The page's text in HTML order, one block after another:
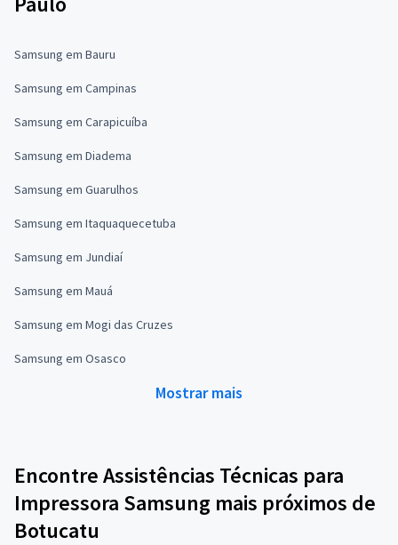
Samsung em Bauru
Samsung em Campinas
Samsung em Carapicuíba
Samsung em Diadema
Samsung em Guarulhos
Samsung em Itaquaquecetuba
Samsung em Jundiaí
Samsung em Mauá
Samsung em Mogi das Cruzes
Samsung em Osasco
Mostrar mais
Encontre Assistências Técnicas para
Impressora Samsung mais próximos de
Botucatu